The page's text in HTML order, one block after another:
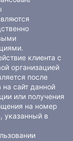
клиента с
организацией
после
на сайт данной
или получения
на номер
указанный в